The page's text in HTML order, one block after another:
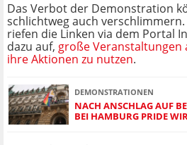
Das Verbot der Demonstration
schlichtweg auch
riefen die Linken via dem Portal
dazu auf, große Veranstaltungen
ihre Aktionen zu nutzen.
DEMONSTRATIONEN
NACH ANSCHLAG AUF
BEI HAMBURG PRIDE